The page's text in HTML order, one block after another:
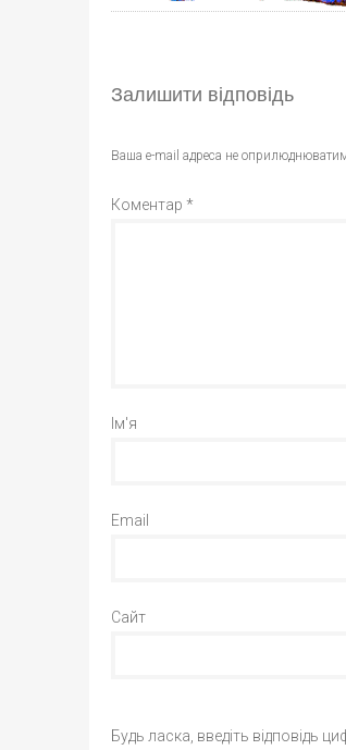
Залишити відповідь
Ваша e-mail адреса не
Коментар *
Ім'я
Email
Сайт
Будь ласка, введіть відповідь